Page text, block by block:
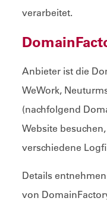
verarbeitet.
Anbieter ist die
WeWork,
(nachfolgend
Website
verschiedene
Details
von